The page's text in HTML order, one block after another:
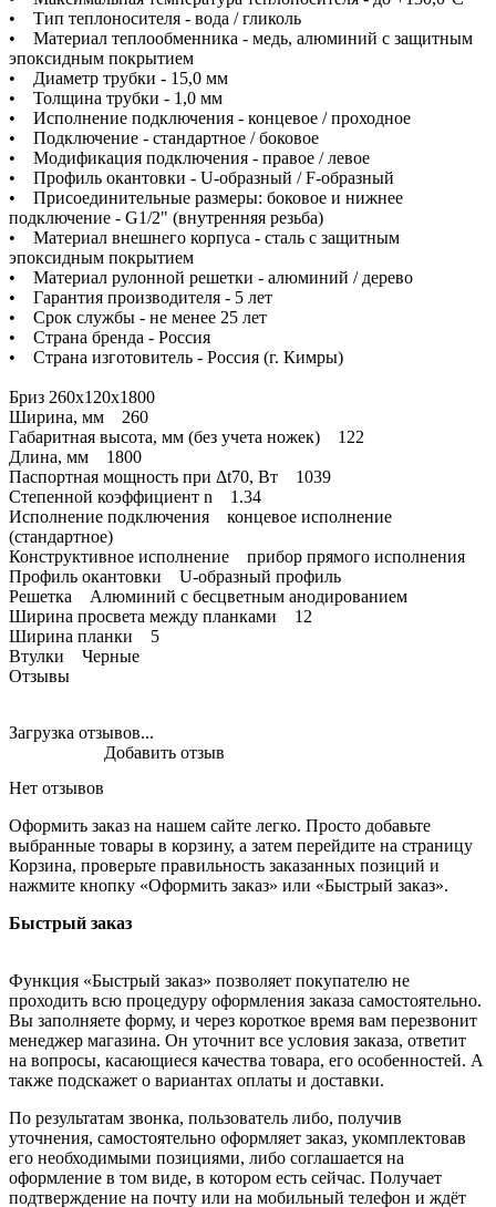
• Тип теплоносителя - вода / гликоль
• Материал теплообменника - медь, алюминий с защитным
эпоксидным покрытием
• Диаметр трубки - 15,0 мм
• Толщина трубки - 1,0 мм
• Исполнение подключения - концевое / проходное
• Подключение - стандартное / боковое
• Модификация подключения - правое / левое
• Профиль окантовки - U-образный / F-образный
• Присоединительные размеры: боковое и нижнее
подключение - G1/2" (внутренняя резьба)
• Материал внешнего корпуса - сталь с защитным
эпоксидным покрытием
• Материал рулонной решетки - алюминий / дерево
• Гарантия производителя - 5 лет
• Срок службы - не менее 25 лет
• Страна бренда - Россия
• Страна изготовитель - Россия (г. Кимры)
Бриз 260х120х1800
Ширина, мм 260
Габаритная высота, мм (без учета ножек) 122
Длина, мм 1800
Паспортная мощность при Δt70, Вт 1039
Степенной коэффициент n 1.34
Исполнение подключения концевое исполнение
(стандартное)
Конструктивное исполнение прибор прямого исполнения
Профиль окантовки U-образный профиль
Решетка Алюминий с бесцветным анодированием
Ширина просвета между планками 12
Ширина планки 5
Втулки Черные
Отзывы
Загрузка отзывов...
Нет отзывов
Добавить отзыв
Оформить заказ на нашем сайте легко. Просто добавьте
выбранные товары в корзину, а затем перейдите на страницу
Корзина, проверьте правильность заказанных позиций и
нажмите кнопку «Оформить заказ» или «Быстрый заказ».
Быстрый заказ
Функция «Быстрый заказ» позволяет покупателю не
проходить всю процедуру оформления заказа самостоятельно.
Вы заполняете форму, и через короткое время вам перезвонит
менеджер магазина. Он уточнит все условия заказа, ответит
на вопросы, касающиеся качества товара, его особенностей. А
также подскажет о вариантах оплаты и доставки.
По результатам звонка, пользователь либо, получив
уточнения, самостоятельно оформляет заказ, укомплектовав
его необходимыми позициями, либо соглашается на
оформление в том виде, в котором есть сейчас. Получает
подтверждение на почту или на мобильный телефон и ждёт